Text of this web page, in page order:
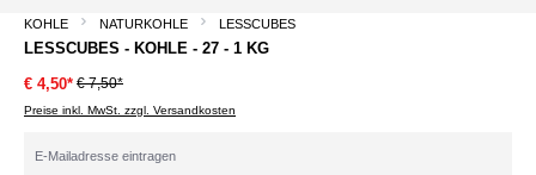
KOHLE NATURKOHLE LESSCUBES
LESSCUBES - KOHLE - 27 - 1 KG
€ 4,50* € 7,50*
Preise inkl. MwSt. zzgl. Versandkosten